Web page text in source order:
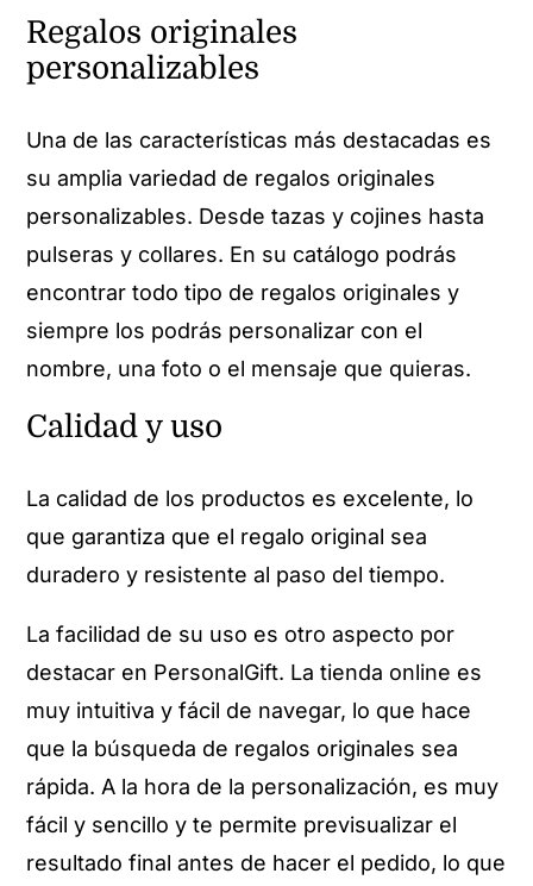
Regalos originales
personalizables
Una de las características más destacadas es
su amplia variedad de regalos originales
personalizables. Desde tazas y cojines hasta
pulseras y collares. En su catálogo podrás
encontrar todo tipo de regalos originales y
siempre los podrás personalizar con el
nombre, una foto o el mensaje que quieras.
Calidad y uso
La calidad de los productos es excelente, lo
que garantiza que el regalo original sea
duradero y resistente al paso del tiempo.
La facilidad de su uso es otro aspecto por
destacar en PersonalGift. La tienda online es
muy intuitiva y fácil de navegar, lo que hace
que la búsqueda de regalos originales sea
rápida. A la hora de la personalización, es muy
fácil y sencillo y te permite previsualizar el
resultado final antes de hacer el pedido, lo que